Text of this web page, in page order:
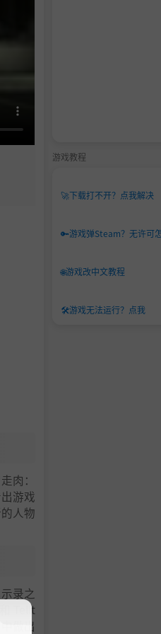
肉：
游戏
人物
录之
Tellt
做出
游戏教程
🚀下载打不开？点我解决
🔑游戏弹Steam？无许可
🌐游戏改中文教程
🛠️游戏无法运行？点我